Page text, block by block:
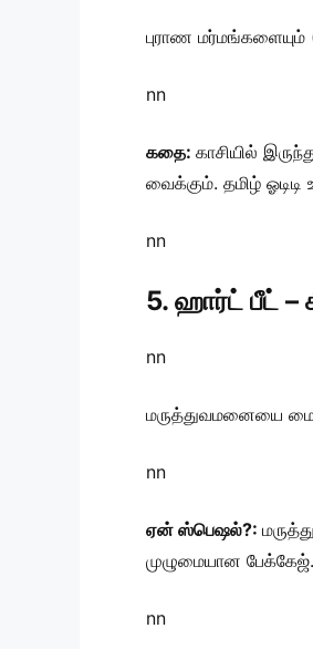
புராண
nn
கதை: காசியில்
வைக்கும். தமிழ் ஓடிடி
nn
5. ஹார்ட் பீட்
nn
மருத்துவமனையை
nn
ஏன் ஸ்பெஷல்?:
முழுமையான
nn